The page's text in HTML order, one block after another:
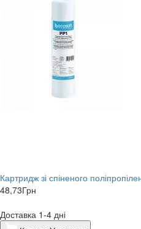
Картридж зі спіненого
48,73Грн
Доставка 1-4 дні